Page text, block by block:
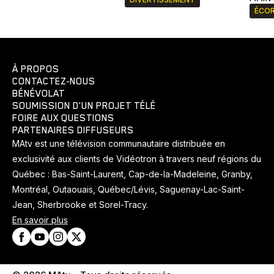
À PROPOS
CONTACTEZ-NOUS
BÉNÉVOLAT
SOUMISSION D'UN PROJET TÉLÉ
FOIRE AUX QUESTIONS
PARTENAIRES DIFFUSEURS
MAtv est une télévision communautaire distribuée en
exclusivité aux clients de Vidéotron à travers neuf régions du
Québec : Bas-Saint-Laurent, Cap-de-la-Madeleine, Granby,
Montréal, Outaouais, Québec/Lévis, Saguenay-Lac-Saint-
Jean, Sherbrooke et Sorel-Tracy.
En savoir plus